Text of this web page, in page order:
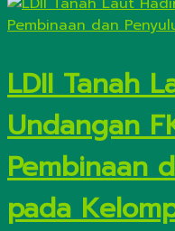
LDII Tanah
Undangan
Pembinaan
pada